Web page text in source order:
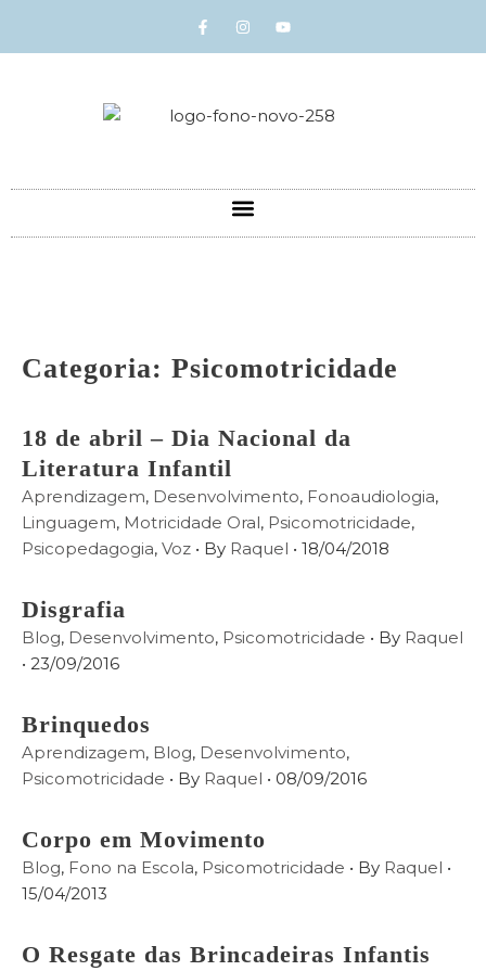
Categoria: Psicomotricidade
18 de abril – Dia Nacional da
Literatura Infantil
Aprendizagem, Desenvolvimento, Fonoaudiologia,
Linguagem, Motricidade Oral, Psicomotricidade,
Psicopedagogia, Voz • By Raquel • 18/04/2018
Disgrafia
Blog, Desenvolvimento, Psicomotricidade • By Raquel
• 23/09/2016
Brinquedos
Aprendizagem, Blog, Desenvolvimento,
Psicomotricidade • By Raquel • 08/09/2016
Corpo em Movimento
Blog, Fono na Escola, Psicomotricidade • By Raquel •
15/04/2013
O Resgate das Brincadeiras Infantis